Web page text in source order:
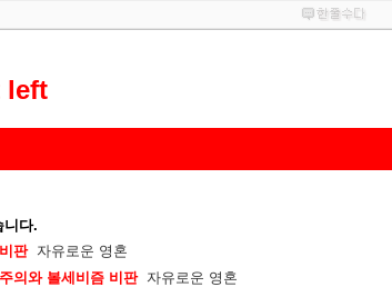
left
니다.
판 자유로운 영혼
의와 볼세비즘 비판 자유로운 영혼